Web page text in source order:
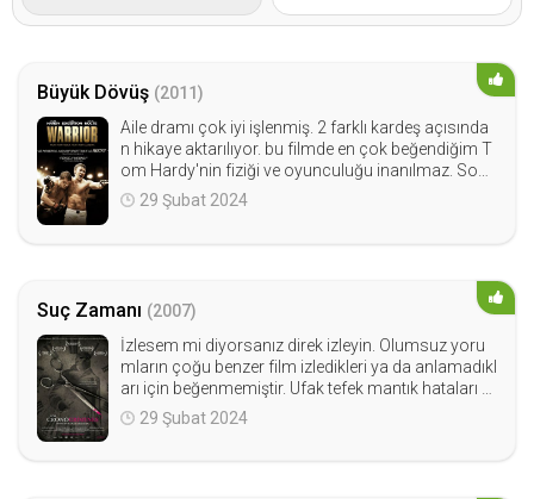
Büyük Dövüş (2011)
Aile dramı çok iyi işlenmiş. 2 farklı kardeş açısında
n hikaye aktarılıyor. bu filmde en çok beğendiğim T
om Hardy'nin fiziği ve oyunculuğu inanılmaz. Sonu
aklımdaki gibi olsa imdb 9'u net zorlardı.
29 Şubat 2024
Suç Zamanı (2007)
İzlesem mi diyorsanız direk izleyin. Olumsuz yoru
mların çoğu benzer film izledikleri ya da anlamadıkl
arı için beğenmemiştir. Ufak tefek mantık hataları ol
abilir ama ortada seyir keyfi var.
29 Şubat 2024